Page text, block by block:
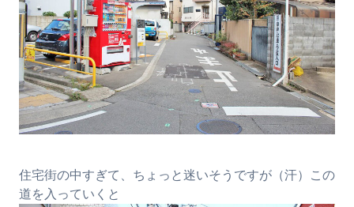
住宅街の中すぎて、ちょっと迷いそうですが（汗）この
道を入っていくと